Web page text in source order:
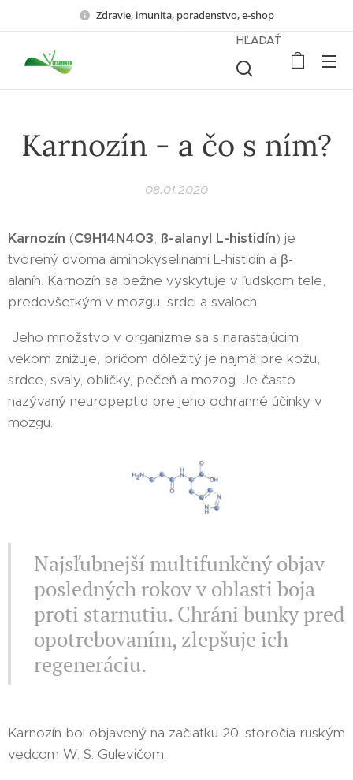
Zdravie, imunita, poradenstvo, e-shop
HĽADAŤ
Karnozín - a čo s ním?
08.01.2020
Karnozín (C9H14N4O3, ß-alanyl L-histidín) je
tvorený dvoma aminokyselinami L-histidín a β-
alanín. Karnozín sa bežne vyskytuje v ľudskom tele,
predovšetkým v mozgu, srdci a svaloch.
Jeho množstvo v organizme sa s narastajúcim
vekom znižuje, pričom dôležitý je najmä pre kožu,
srdce, svaly, obličky, pečeň a mozog. Je často
nazývaný neuropeptid pre jeho ochranné účinky v
mozgu.
Najsľubnejší multifunkčný objav
posledných rokov v oblasti boja
proti starnutiu. Chráni bunky pred
opotrebovaním, zlepšuje ich
regeneráciu.
Karnozín bol objavený na začiatku 20. storočia ruským
vedcom W. S. Gulevičom.